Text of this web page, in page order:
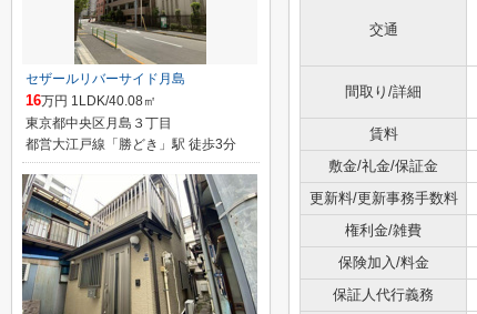
交通
間取り/詳細
賃料
敷金/礼金/保証金
更新料/更新事務手数料
権利金/雑費
保険加入/料金
保証人代行義務
セザールリバーサイド月島
16万円 1LDK/40.08㎡
東京都中央区月島３丁目
都営大江戸線「勝どき」駅 徒歩3分